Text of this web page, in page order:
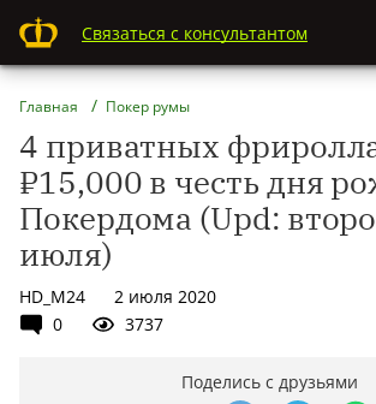
Связаться с консультантом
Главная Покер румы
4 приватных
₽15,000 в честь дня
Покердома (Upd:
июля)
HD_M24
2 июля 2020
0
3737
Поделись с друзьями